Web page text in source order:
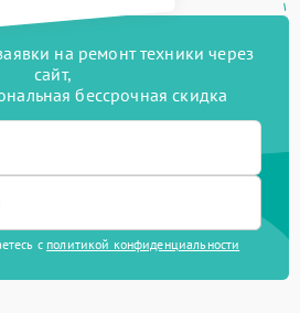
на ремонт техники через
сайт,
бессрочная скидка
с политикой конфиденциальности